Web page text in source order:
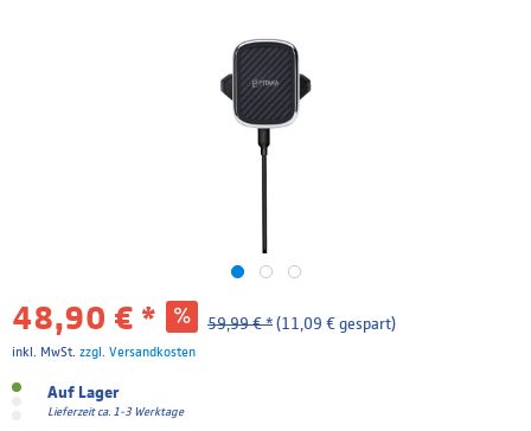
48,90 € * 59,99 € *(11,09 € gespart)
inkl. MwSt. zzgl. Versandkosten
Auf Lager
Lieferzeit ca. 1-3 Werktage